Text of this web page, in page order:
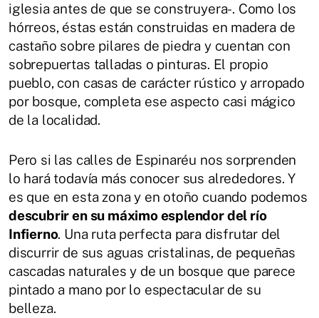
iglesia antes de que se construyera-. Como los
hórreos, éstas están construidas en madera de
castaño sobre pilares de piedra y cuentan con
sobrepuertas talladas o pinturas. El propio
pueblo, con casas de carácter rústico y arropado
por bosque, completa ese aspecto casi mágico
de la localidad.
Pero si las calles de Espinaréu nos sorprenden
lo hará todavía más conocer sus alrededores. Y
es que en esta zona y en otoño cuando podemos
descubrir en su máximo esplendor del río
Infierno. Una ruta perfecta para disfrutar del
discurrir de sus aguas cristalinas, de pequeñas
cascadas naturales y de un bosque que parece
pintado a mano por lo espectacular de su
belleza.